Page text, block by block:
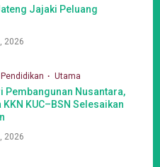
Jajaki Peluang
2026
Pendidikan Utama
Pembangunan Nusantara,
KUC–BSN Selesaikan
2026